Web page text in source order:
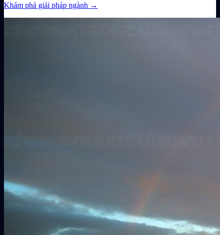
Khám phá giải pháp ngành →